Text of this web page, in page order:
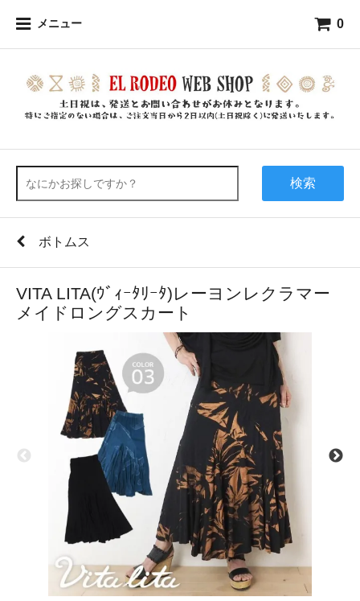
メニュー 0
検索
ボトムス
VITA LITA(ｳﾞｨｰﾀﾘｰﾀ)レーヨンレクラマー
メイドロングスカート